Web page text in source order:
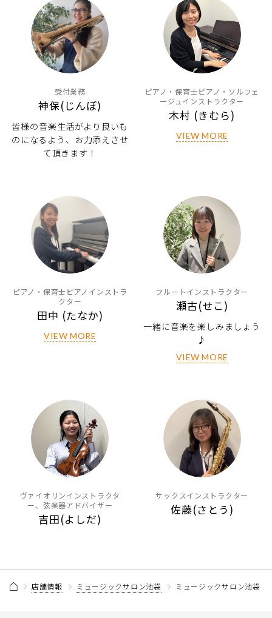
受付業務
神保(じんぼ)
皆様の音楽生活がより良いも
のになるよう、お力添えさせ
て頂きます！
ピアノ・保育士ピアノ・ソルフェ
ージュインストラクター
木村 (きむら)
VIEW MORE
ピアノ・保育士ピアノインストラ
クター
田中 (たなか)
VIEW MORE
フルートインストラクター
瀬古(せこ)
一緒に音楽を楽しみましょう
♪
VIEW MORE
ヴァイオリンインストラクタ
ー、弦楽器アドバイザー
吉田(よしだ)
サックスインストラクター
佐藤(さとう)
店舗情報 ミュージックサロン池袋 ミュージックサロン池袋